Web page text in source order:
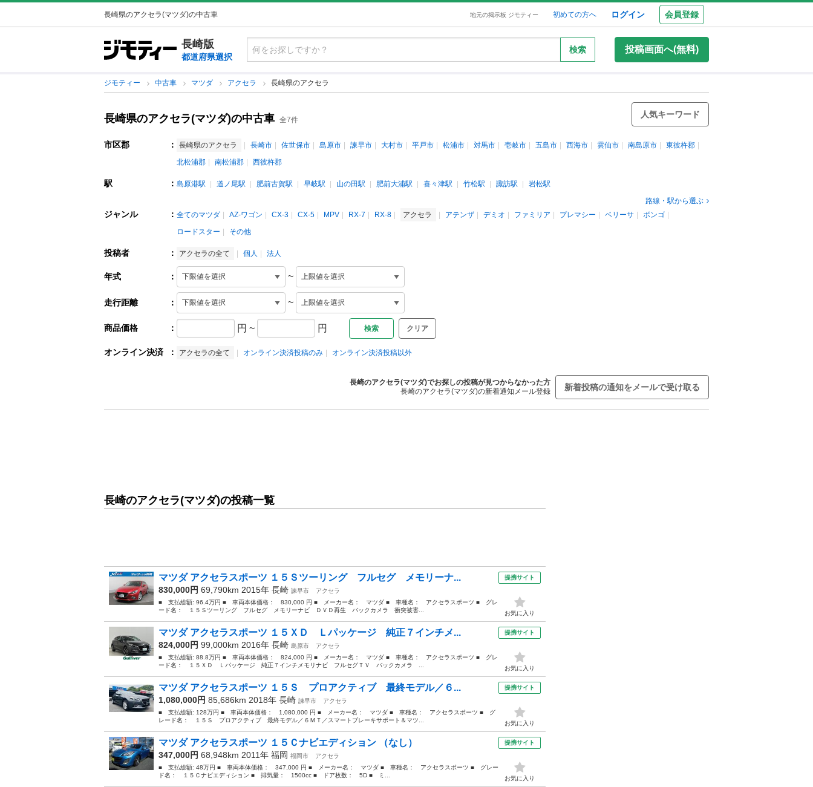
長崎県のアクセラ(マツダ)の中古車 地元の掲示板 ジモティー 初めての方へ ログイン 会員登録
長崎版
都道府県選択
検索 投稿画面へ(無料)
ジモティー 中古車 マツダ アクセラ 長崎県のアクセラ
長崎県のアクセラ(マツダ)の中古車 全7件
人気キーワード
市区郡 ： 長崎県のアクセラ 長崎市 佐世保市 島原市 諫早市 大村市 平戸市 松浦市 対馬市 壱岐市 五島市 西海市 雲仙市 南島原市
東彼杵郡
北松浦郡
南松浦郡 西彼杵郡
駅 ： 島原港駅 道ノ尾駅 肥前古賀駅 早岐駅 山の田駅 肥前大浦駅 喜々津駅 竹松駅 諏訪駅
岩松駅
路線・駅から選ぶ
ジャンル ： 全てのマツダ AZ-ワゴン CX-3 CX-5 MPV RX-7 RX-8 アクセラ アテンザ デミオ ファミリア プレマシー ベリーサ
ボンゴ
ロードスター
その他
投稿者 ： アクセラの全て 個人 法人
年式 ： ~
走行距離 ： ~
商品価格 ： 円 ~ 円 クリア
オンライン決済 ： アクセラの全て オンライン決済投稿のみ オンライン決済投稿以外
長崎のアクセラ(マツダ)でお探しの投稿が見つからなかった方
長崎のアクセラ(マツダ)の新着通知メール登録
新着投稿の通知をメールで受け取る
長崎のアクセラ(マツダ)の投稿一覧
マツダ アクセラスポーツ １５Ｓツーリング フルセグ メモリーナ...
830,000円 69,790km 2015年 長崎 諫早市
アクセラ
■ 支払総額: 96.4万円 ■ 車両本体価格： 830,000 円 ■ メーカー名： マツダ ■ 車種名： アクセラスポーツ ■ グレ
ード名： １５Ｓツーリング フルセグ メモリーナビ ＤＶＤ再生 バックカメラ 衝突被害...
提携サイト
お気に入り
マツダ アクセラスポーツ １５ＸＤ Ｌパッケージ 純正７インチメ...
824,000円 99,000km 2016年 長崎 島原市
アクセラ
■ 支払総額: 88.8万円 ■ 車両本体価格： 824,000 円 ■ メーカー名： マツダ ■ 車種名： アクセラスポーツ ■ グレ
ード名： １５ＸＤ Ｌパッケージ 純正７インチメモリナビ フルセグＴＶ バックカメラ ...
提携サイト
お気に入り
マツダ アクセラスポーツ １５Ｓ プロアクティブ 最終モデル／６...
1,080,000円 85,686km 2018年 長崎 諫早市
アクセラ
■ 支払総額: 128万円 ■ 車両本体価格： 1,080,000 円 ■ メーカー名： マツダ ■ 車種名： アクセラスポーツ ■ グ
レード名： １５Ｓ プロアクティブ 最終モデル／６ＭＴ／スマートブレーキサポート＆マツ...
提携サイト
お気に入り
マツダ アクセラスポーツ １５Ｃナビエディション （なし）
347,000円 68,948km 2011年 福岡 福岡市
アクセラ
■ 支払総額: 48万円 ■ 車両本体価格： 347,000 円 ■ メーカー名： マツダ ■ 車種名： アクセラスポーツ ■ グレー
ド名： １５Ｃナビエディション ■ 排気量： 1500cc ■ ドア枚数： 5D ■ ミ...
提携サイト
お気に入り